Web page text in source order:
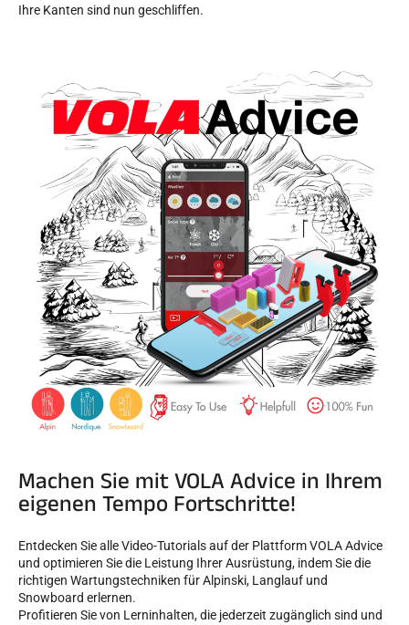
SKIFAHREN IN JEDEM GELÄNDE
SKILANGLAUF
Ihre Kanten sind nun geschliffen.
Machen Sie mit VOLA Advice in Ihrem
eigenen Tempo Fortschritte!
Entdecken Sie alle Video-Tutorials auf der Plattform VOLA Advice
und optimieren Sie die Leistung Ihrer Ausrüstung, indem Sie die
richtigen Wartungstechniken für Alpinski, Langlauf und
Snowboard erlernen.
Profitieren Sie von Lerninhalten, die jederzeit zugänglich sind und